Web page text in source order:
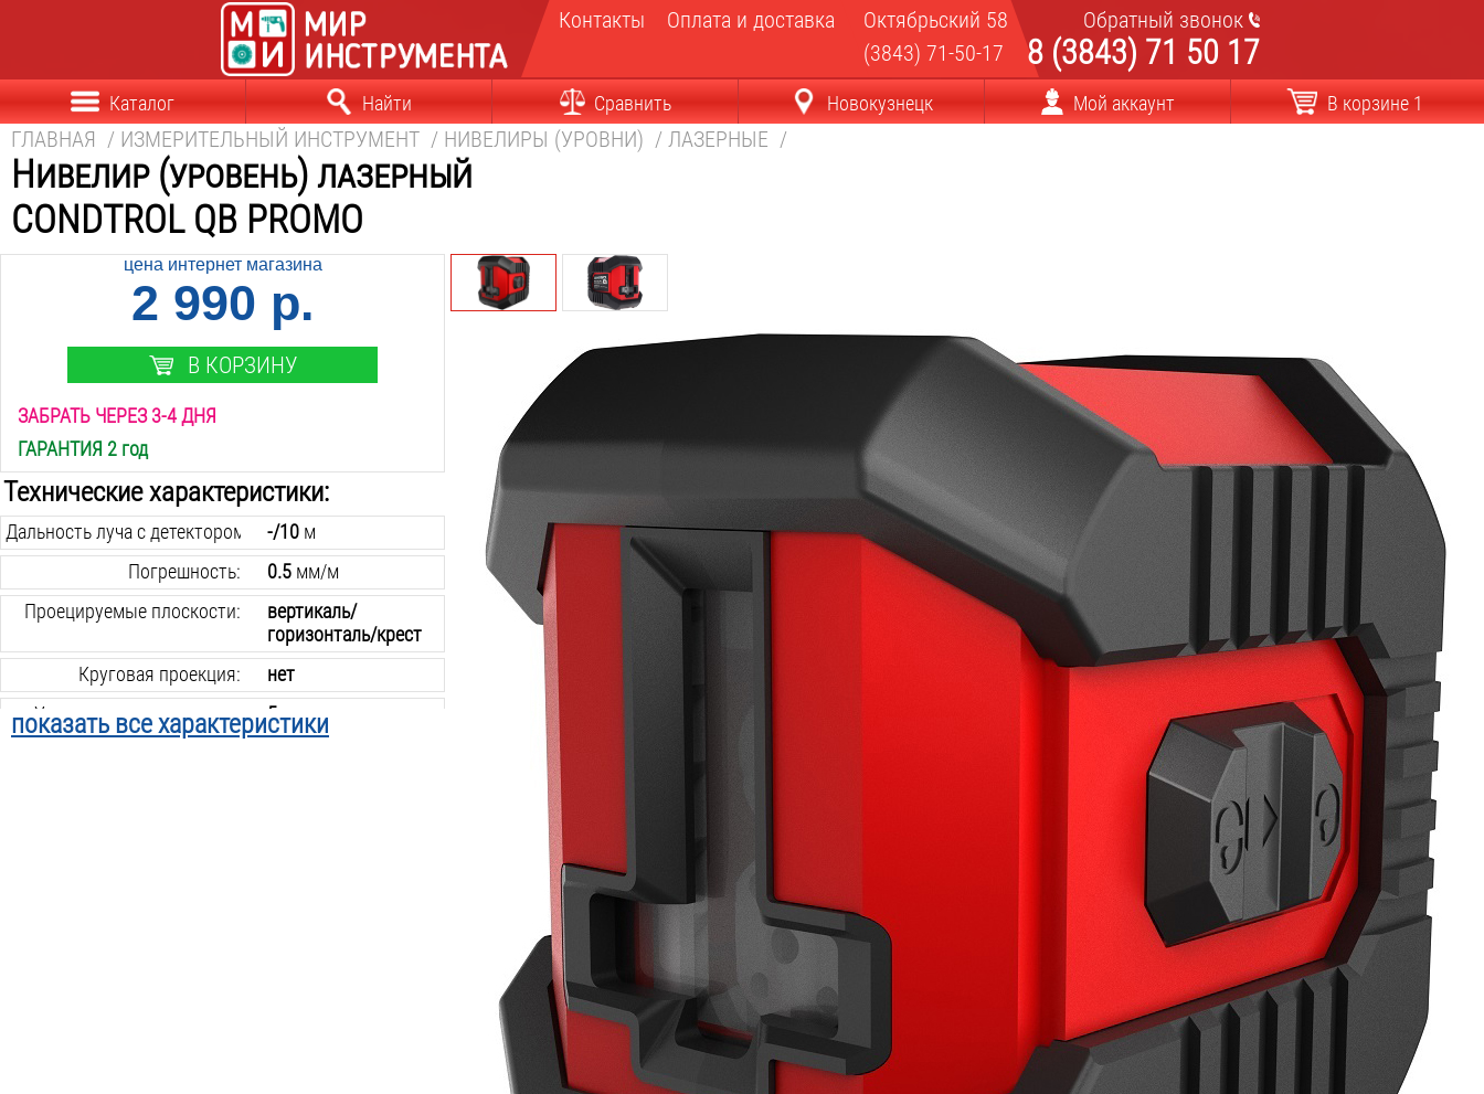
Контакты Оплата и доставка
Октябрьский 58
(3843) 71-50-17
Обратный звонок
8 (3843) 71 50 17
Каталог Найти Сравнить Новокузнецк Мой аккаунт В корзине 1
ГЛАВНАЯ / ИЗМЕРИТЕЛЬНЫЙ ИНСТРУМЕНТ / НИВЕЛИРЫ (УРОВНИ) / ЛАЗЕРНЫЕ /
Нивелир (уровень) лазерный
CONDTROL QB PROMO
цена интернет магазина
2 990 р.
В КОРЗИНУ
ЗАБРАТЬ ЧЕРЕЗ 3-4 ДНЯ
ГАРАНТИЯ 2 год
Технические характеристики:
Дальность луча с детектором/без:-/10м
Погрешность:
0.5мм/м
Проецируемые плоскости:
вертикаль/
горизонталь/крест
Круговая проекция:
нет
Угол самовыравнивания:
5град.
показать все характеристики